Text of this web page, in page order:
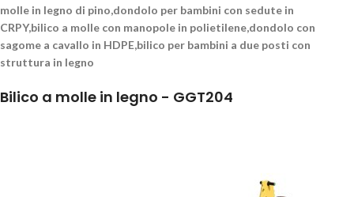
molle in legno di pino,dondolo per bambini con sedute in
CRPY,bilico a molle con manopole in polietilene,dondolo con
sagome a cavallo in HDPE,bilico per bambini a due posti con
struttura in legno
Bilico a molle in legno - GGT204